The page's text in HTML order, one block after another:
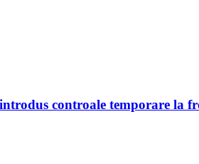
controale temporare la